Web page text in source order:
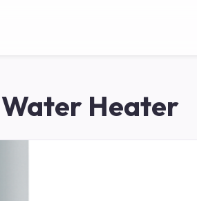
Heater